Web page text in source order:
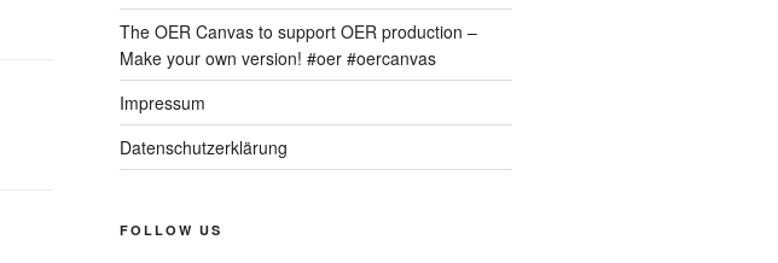
The OER Canvas to support OER production –
Make your own version! #oer #oercanvas
Impressum
Datenschutzerklärung
FOLLOW US